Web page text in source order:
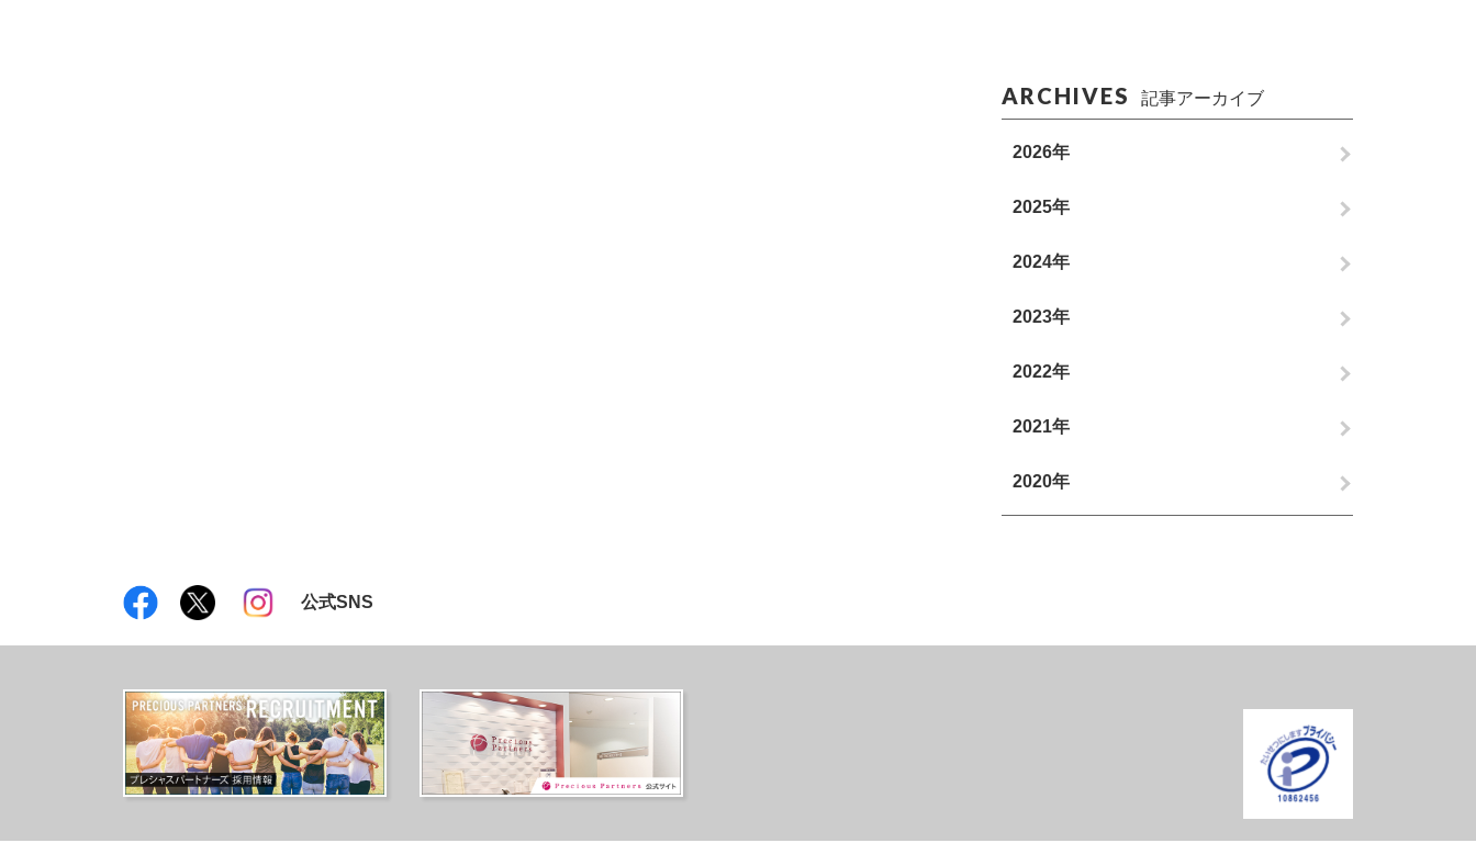
ARCHIVES 記事アーカイブ
2026年
2025年
2024年
2023年
2022年
2021年
2020年
公式SNS